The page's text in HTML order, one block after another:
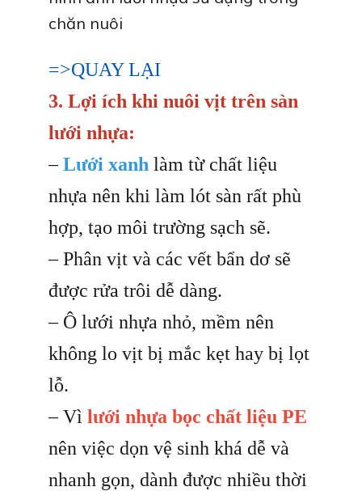
chăn nuôi
=>QUAY LẠI
3. Lợi ích khi nuôi vịt trên sàn
lưới nhựa:
–Lưới xanh làm từ chất liệu
nhựa nên khi làm lót sàn rất phù
hợp, tạo môi trường sạch sẽ.
–Phân vịt và các vết bẩn dơ sẽ
được rửa trôi dễ dàng.
– Ô lưới nhựa nhỏ, mềm nên
không lo vịt bị mắc kẹt hay bị lọt
lỗ.
– Vì lưới nhựa bọc chất liệu PE
nên việc dọn vệ sinh khá dễ và
nhanh gọn, dành được nhiều thời